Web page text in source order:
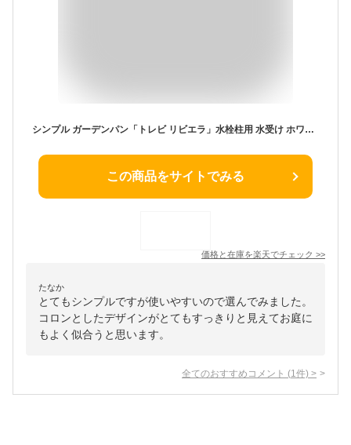
シンプル ガーデンパン「トレビ リビエラ」水栓柱用 水受け ホワイト アイボリーカラー 水鉢
この商品をサイトでみる
価格と在庫を楽天でチェック >>
たなか
とてもシンプルですが使いやすいので選んでみました。
コロンとしたデザインがとてもすっきりと見えてお庭に
もよく似合うと思います。
全てのおすすめコメント (1 件) >